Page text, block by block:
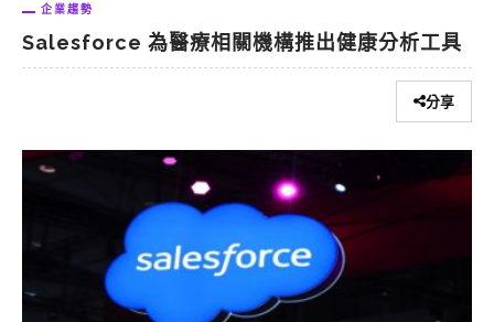
企業趨勢
Salesforce 為醫療相關機構推出健康分析工具
分享